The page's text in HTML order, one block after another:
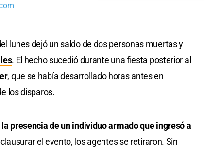
lunes dejó un saldo de dos personas muertas y
. El hecho sucedió durante una fiesta posterior al
, que se había desarrollado horas antes en
los disparos.
presencia de un individuo armado que ingresó a
el evento, los agentes se retiraron. Sin